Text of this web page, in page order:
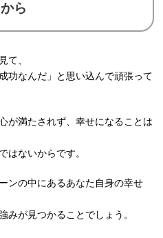
ら
て、
功なんだ」と思い込んで頑張って
が満たされず、幸せになることは
はないからです。
ンの中にあるあなた自身の幸せ
みが見つかることでしょう。